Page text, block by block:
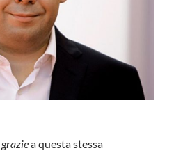
graziea questa stessa